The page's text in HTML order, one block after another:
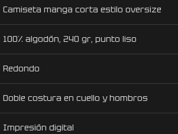
Camiseta manga corta estilo oversize
100% algodón, 240 gr, punto liso
Redondo
Doble costura en cuello y hombros
Impresión digital